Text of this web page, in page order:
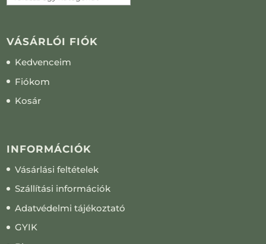
VÁSÁRLÓI FIÓK
Kedvenceim
Fiókom
Kosár
INFORMÁCIÓK
Vásárlási feltételek
Szállítási információk
Adatvédelmi tájékoztató
GYIK